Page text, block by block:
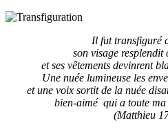
Il fut transfiguré
son visage resplendit
et ses vêtements devinrent
Une nuée lumineuse les
et une voix sortit de la nuée
bien-aimé qui a toute ma
(Matthieu